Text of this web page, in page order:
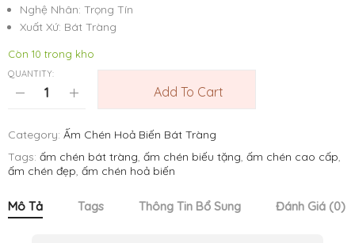
Nghệ Nhân: Trọng Tín
Xuất Xứ: Bát Tràng
Còn 10 trong kho
QUANTITY:
Add To Cart
Category: Ấm Chén Hoả Biến Bát Tràng
Tags: ấm chén bát tràng, ấm chén biếu tặng, ấm chén cao cấp,
ấm chén đẹp, ấm chén hoả biến
Mô Tả Tags Thông Tin Bổ Sung Đánh Giá (0)